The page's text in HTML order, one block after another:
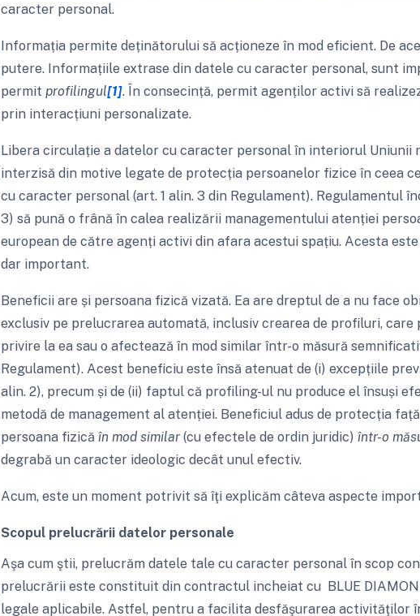
caracter personal.
Informația permite deținătorului să acționeze în mod eficient. De
putere. Informațiile extrase din datele cu caracter personal, sunt
permit profilingul[1]. În consecință, permit agenților activi să
prin interacțiuni personalizate.
Libera circulație a datelor cu caracter personal în interiorul Uniunii
interzisă din motive legate de protecția persoanelor fizice în ceea
cu caracter personal (art. 1 alin. 3 din Regulament). Regulamentul
3) să pună o frână în calea realizării managementului atenției
european de către agenți activi din afara acestui spațiu. Acesta
dar important.
Beneficii are și persoana fizică vizată. Ea are dreptul de a nu face
exclusiv pe prelucrarea automată, inclusiv crearea de profiluri,
privire la ea sau o afectează în mod similar într-o măsură
Regulament). Acest beneficiu este însă atenuat de (i) excepțiile
alin. 2), precum și de (ii) faptul că profiling-ul nu produce el însuși
metodă de management al atenției. Beneficiul adus de protecția
persoana fizică în mod similar(cu efectele de ordin juridic) într-o
degrabă un caracter ideologic decât unul efectiv.
Acum, este un moment potrivit să îţi explicăm câteva aspecte
Scopul prelucrării datelor personale
Aşa cum ştii, prelucrăm datele tale cu caracter personal în scop
prelucrării este constituit din contractul incheiat cu BLUE
legale aplicabile. Astfel, pentru a facilita desfăşurarea activităţilor